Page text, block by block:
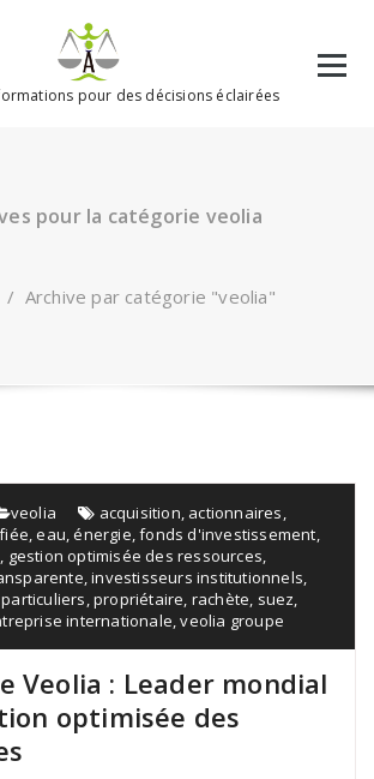
pour des décisions éclairées
pour la catégorie veolia
/ Archive par catégorie "veolia"
veolia acquisition actionnaires
,eau ,énergie ,fonds d'investissement
gestion optimisée des ressources
,investisseurs institutionnels
,particuliers ,propriétaire rachète suez
internationale ,veolia groupe
Veolia : Leader mondial
optimisée des